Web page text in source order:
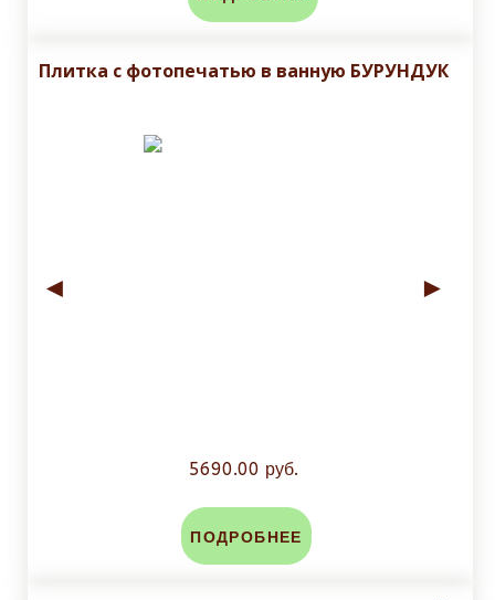
Плитка с фотопечатью в ванную БУРУНДУК
◄ ►
5690.00 руб.
ПОДРОБНЕЕ